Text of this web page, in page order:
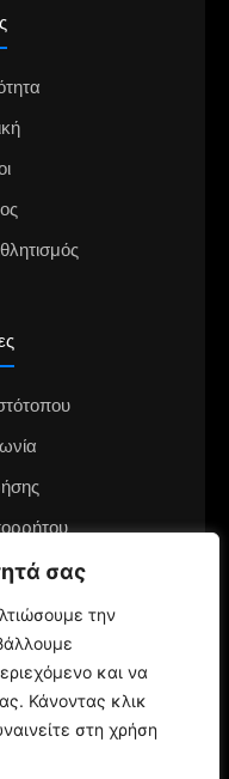
σας
την
και να
Κάνοντας κλικ
στη χρήση
notianea.gr
περιοχή σου
by